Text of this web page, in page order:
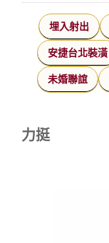
埋入射出
安捷台北裝潢
未婚聯誼
力挺